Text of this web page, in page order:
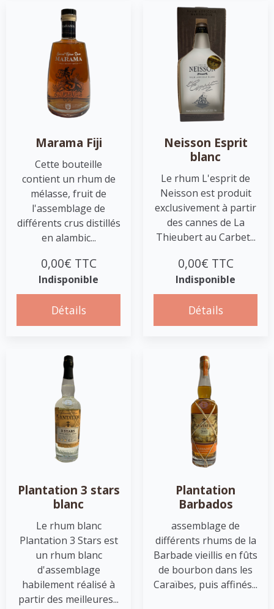
Marama Fiji
Cette bouteille
contient un rhum de
mélasse, fruit de
l'assemblage de
différents crus distillés
en alambic...
0,00€ TTC
Indisponible
Détails
Neisson Esprit
blanc
Le rhum L'esprit de
Neisson est produit
exclusivement à partir
des cannes de La
Thieubert au Carbet...
0,00€ TTC
Indisponible
Détails
Plantation 3 stars
blanc
Le rhum blanc
Plantation 3 Stars est
un rhum blanc
d'assemblage
habilement réalisé à
partir des meilleures...
Plantation
Barbados
assemblage de
différents rhums de la
Barbade vieillis en fûts
de bourbon dans les
Caraïbes, puis affinés...